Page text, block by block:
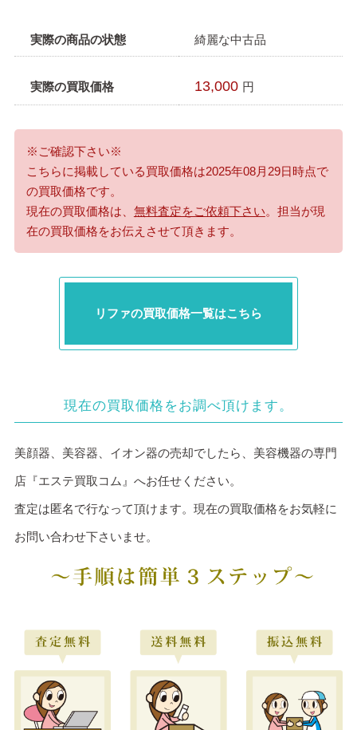
実際の商品の状態 綺麗な中古品
実際の買取価格 13,000 円
※ご確認下さい※
こちらに掲載している買取価格は2025年08月29日時点で
の買取価格です。
現在の買取価格は、 無料査定をご依頼下さい。担当が現
在の買取価格をお伝えさせて頂きます。
リファの買取価格一覧はこちら
現在の買取価格をお調べ頂けます。
美顔器、美容器、イオン器の売却でしたら、美容機器の専門
店『エステ買取コム』へお任せください。
査定は匿名で行なって頂けます。現在の買取価格をお気軽に
お問い合わせ下さいませ。